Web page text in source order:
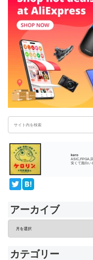
kero
ASIC,FPGA,
安くて面白い
アーカイブ
カテゴリー